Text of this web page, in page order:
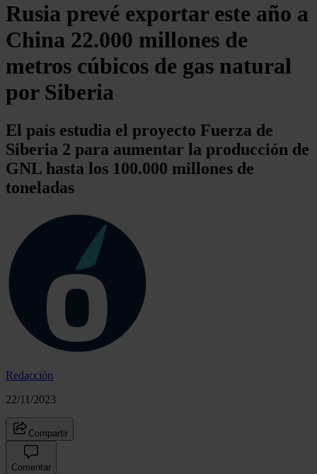
Rusia prevé exportar este año a
China 22.000 millones de
metros cúbicos de gas natural
por Siberia
El país estudia el proyecto Fuerza de
Siberia 2 para aumentar la producción de
GNL hasta los 100.000 millones de
toneladas
Redacción
22/11/2023
Compartir
Comentar